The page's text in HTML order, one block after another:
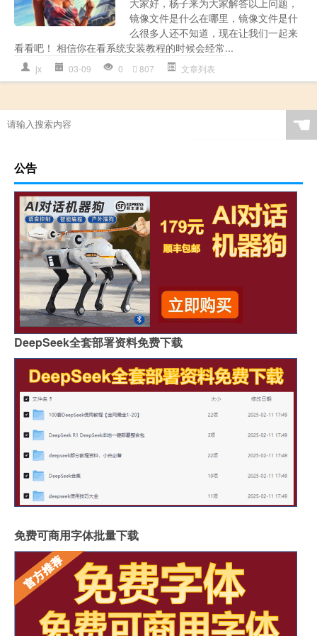
镜像文件是什么在哪里，镜像文件是什
么很多人还不知道，现在让我们一起来
看看吧！ 相信你在看系统安装教程的时候会经常...
jx 03-09 0 807 文章列表
☚
公告
DeepSeek全套部署资料免费下载
免费可商用字体批量下载